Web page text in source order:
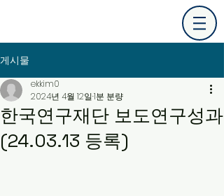
게시물
한국연구재단 보도연구성과
(24.03.13 등록)
ekkim0
2024년 4월 12일1분 분량